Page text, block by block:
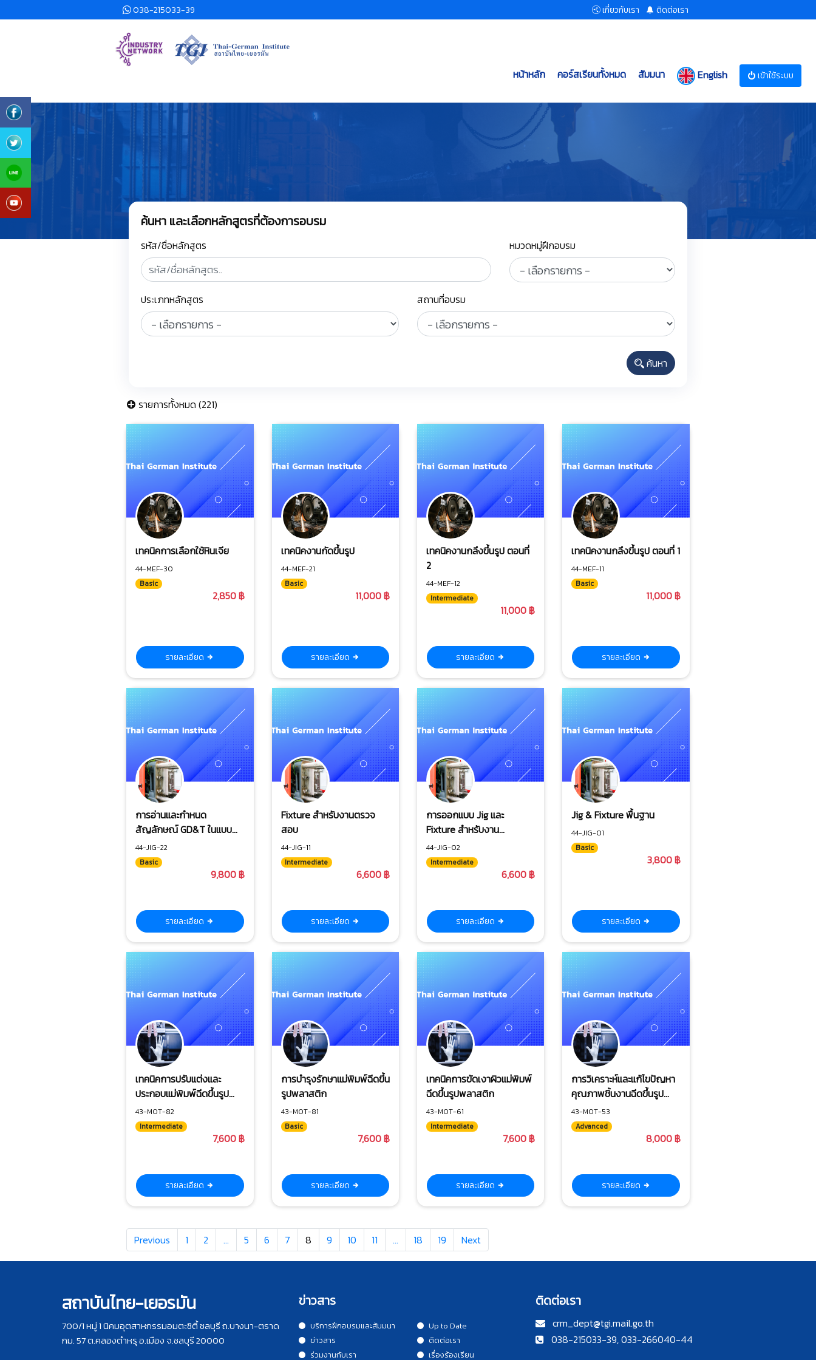
038-215033-39 เกี่ยวกับเรา ติดต่อเรา
หน้าหลัก คอร์สเรียนทั้งหมด สัมมนา English เข้าใช้ระบบ
ค้นหา และเลือกหลักสูตรที่ต้องการอบรม
รหัส/ชื่อหลักสูตร หมวดหมู่ฝึกอบรม
ประเภทหลักสูตร สถานที่อบรม
ค้นหา
รายการทั้งหมด (221)
เทคนิคการเลือกใช้หินเจีย
44-MEF-30
Basic
2,850 ฿
รายละเอียด
เทคนิคงานกัดขึ้นรูป
44-MEF-21
Basic
11,000 ฿
รายละเอียด
เทคนิคงานกลึงขึ้นรูป ตอนที่
2
44-MEF-12
Intermediate
11,000 ฿
รายละเอียด
เทคนิคงานกลึงขึ้นรูป ตอนที่ 1
44-MEF-11
Basic
11,000 ฿
รายละเอียด
การอ่านและกำหนด
สัญลักษณ์ GD&T ในแบบ
งาน Jig & Fixture
44-JIG-22
Basic
9,800 ฿
รายละเอียด
Fixture สำหรับงานตรวจ
สอบ
44-JIG-11
Intermediate
6,600 ฿
รายละเอียด
การออกแบบ Jig และ
Fixture สำหรับงาน
Machining
44-JIG-02
Intermediate
6,600 ฿
รายละเอียด
Jig & Fixture พื้นฐาน
44-JIG-01
Basic
3,800 ฿
รายละเอียด
เทคนิคการปรับแต่งและ
ประกอบแม่พิมพ์ฉีดขึ้นรูป
พลาสติก
43-MOT-82
Intermediate
7,600 ฿
รายละเอียด
การบำรุงรักษาแม่พิมพ์ฉีดขึ้น
รูปพลาสติก
43-MOT-81
Basic
7,600 ฿
รายละเอียด
เทคนิคการขัดเงาผิวแม่พิมพ์
ฉีดขึ้นรูปพลาสติก
43-MOT-61
Intermediate
7,600 ฿
รายละเอียด
การวิเคราะห์และแก้ไขปัญหา
คุณภาพชิ้นงานฉีดขึ้นรูป
พลาสติก
43-MOT-53
Advanced
8,000 ฿
รายละเอียด
Previous 1 2 … 5 6 7 8 9 10 11 … 18 19 Next
สถาบันไทย-เยอรมัน
700/1 หมู่ 1 นิคมอุตสาหกรรมอมตะซิตี้ ชลบุรี ถ.บางนา-ตราด
กม. 57 ต.คลองตำหรุ อ.เมือง จ.ชลบุรี 20000
ข่าวสาร
บริการฝึกอบรมและสัมมนา
ข่าวสาร
ร่วมงานกับเรา
Up to Date
ติดต่อเรา
เรื่องร้องเรียน
ติดต่อเรา
crm_dept@tgi.mail.go.th
038-215033-39, 033-266040-44